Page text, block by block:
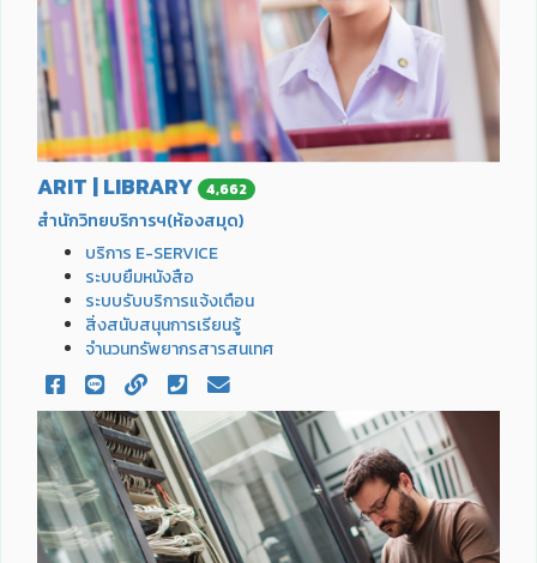
ARIT | LIBRARY 4,662
สำนักวิทยบริการฯ(ห้องสมุด)
บริการ E-SERVICE
ระบบยืมหนังสือ
ระบบรับบริการแจ้งเตือน
สิ่งสนับสนุนการเรียนรู้
จำนวนทรัพยากรสารสนเทศ